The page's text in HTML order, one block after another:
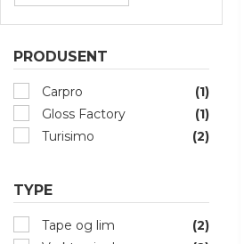
PRODUSENT
Carpro
(1)
Gloss Factory
(1)
Turisimo
(2)
TYPE
Tape og lim
(2)